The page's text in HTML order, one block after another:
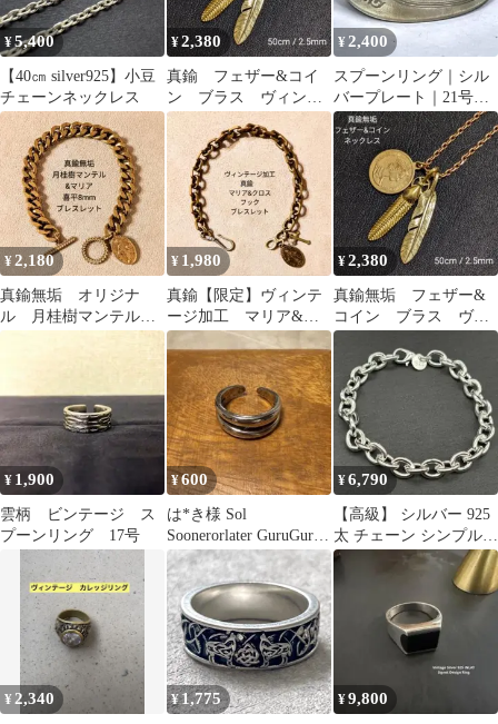
¥5,400
【40㎝ silver925】小豆
チェーンネックレス
¥2,380
真鍮 フェザー&コイ
ン ブラス ヴィンテ
ージ オリジナル ネ
ックレス
¥2,400
スプーンリング｜シル
バープレート｜21号｜
ビンテージ｜USA｜幅
広｜CR1054
¥2,180
真鍮無垢 オリジナ
ル 月桂樹マンテル
¥ 1,980
真鍮【限定】ヴィンテ
ージ加工 マリア&ク
ロス フック ブラ
ス ブレスレット
¥2,380
真鍮無垢 フェザー&
コイン ブラス ヴィ
ンテージ オリジナ
ル ネックレス
¥ 1,900
雲柄 ビンテージ ス
プーンリング 17号
¥600
は*き様 Sol
Soonerorlater GuruGuru
風 ダブルラインリ
¥6,790
【高級】 シルバー 925
太 チェーン シンプル
喜平 ブレスレット
¥ 2,340 ¥1,775 ¥9,800